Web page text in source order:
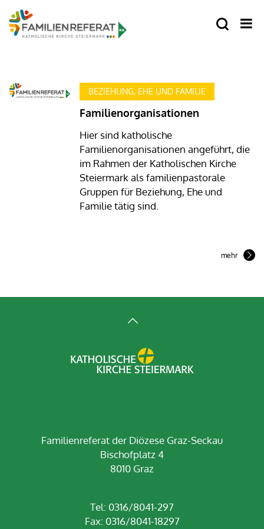
BEZIEHUNG, EHE UND FAMILIE
Familienorganisationen
Hier sind katholische
Familienorganisationen angeführt, die
im Rahmen der Katholischen Kirche
Steiermark als familienpastorale
Gruppen für Beziehung, Ehe und
Familie tätig sind.
mehr
Familienreferat der Diözese Graz-Seckau
Bischofplatz 4
8010 Graz
Tel: 0316/8041-297
Fax: 0316/8041-18297